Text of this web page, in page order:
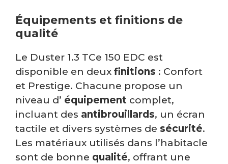
Équipements et finitions de
qualité
Le Duster 1.3 TCe 150 EDC est
disponible en deux finitions : Confort
et Prestige. Chacune propose un
niveau d’ équipement complet,
incluant des antibrouillards, un écran
tactile et divers systèmes de sécurité.
Les matériaux utilisés dans l’habitacle
sont de bonne qualité, offrant une